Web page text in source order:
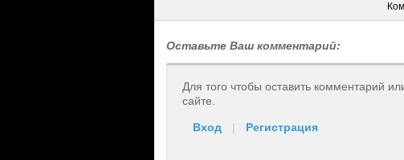
Оставьте Ваш комментарий:
Для того чтобы оставить комментарий
сайте.
Вход | Регистрация